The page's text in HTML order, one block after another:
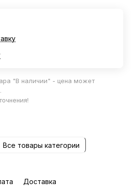
"В наличии" - цена может
Все товары категории
Доставка